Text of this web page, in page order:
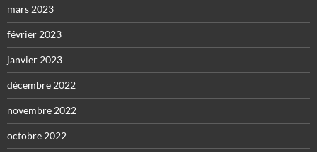
mars 2023
février 2023
janvier 2023
décembre 2022
novembre 2022
octobre 2022